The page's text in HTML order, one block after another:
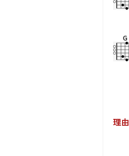
G
理由